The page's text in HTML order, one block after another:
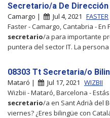
Secretario/a De Dirección
Camargo | Jul 4, 2021 FASTER
Faster - Camargo, Cantabria - En
secretario/a para importante
puntera del sector IT. La persona
08303 Tt Secretaria/o
Mataró | Jul 17, 2021 WIZBII
Wizbii - Mataró, Barcelona -
secretario/a en Sant Adrià del
viernes? ¿Eres bilingüe con